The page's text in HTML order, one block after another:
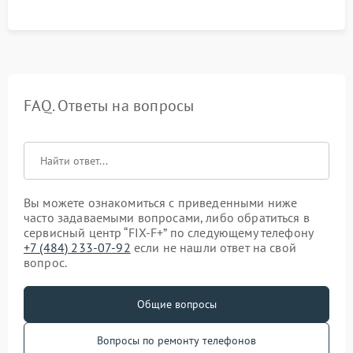
FAQ. Ответы на вопросы
Вы можете ознакомиться с приведенными ниже
часто задаваемыми вопросами, либо обратиться в
сервисный центр “FIX-F+” по следующему телефону
+7 (484) 233-07-92 если не нашли ответ на свой
вопрос.
Общие вопросы
Вопросы по ремонту телефонов